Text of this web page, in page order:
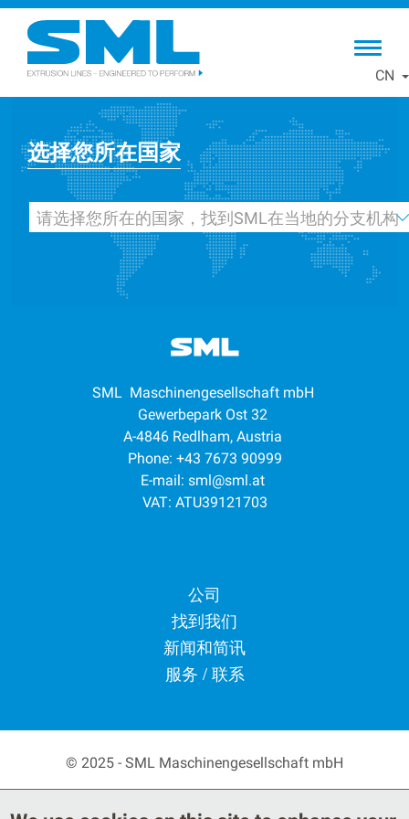
Skip
CN
Breadcrumb
选择您所在国家
请选择您所在的国家，找到SML在当地的分支机构
SML Maschinengesellschaft mbH
Gewerbepark Ost 32
A-4846 Redlham, Austria
Phone: +43 7673 90999
E-mail: sml@sml.at
VAT: ATU39121703
Footer menu公司
找到我们
新闻和简讯
服务 / 联系
© 2025 - SML Maschinengesellschaft mbH
Secondary Footer Menu